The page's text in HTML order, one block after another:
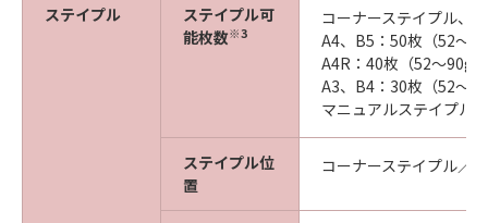
ステイプル
ステイプル可
能枚数※3
コーナーステイプル、
A4、B5：50枚（52～
A4R：40枚（52～90g
A3、B4：30枚（52～
マニュアルステイプル
ステイプル位
置
コーナーステイプル／